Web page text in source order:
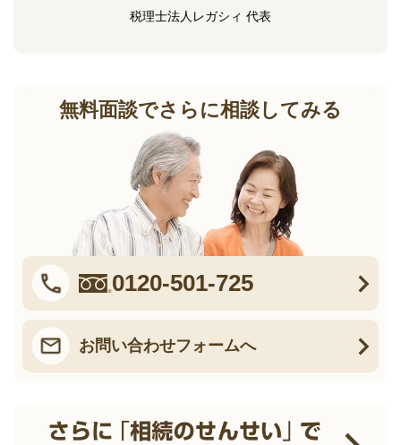
税理士法人レガシィ 代表
無料面談でさらに相談してみる
0120-501-725
お問い合わせフォームへ